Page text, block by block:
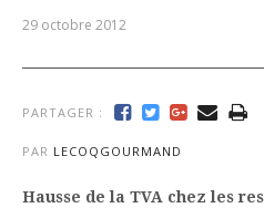
29 octobre 2012
PARTAGER :
PAR LECOQGOURMAND
Hausse de la TVA chez les